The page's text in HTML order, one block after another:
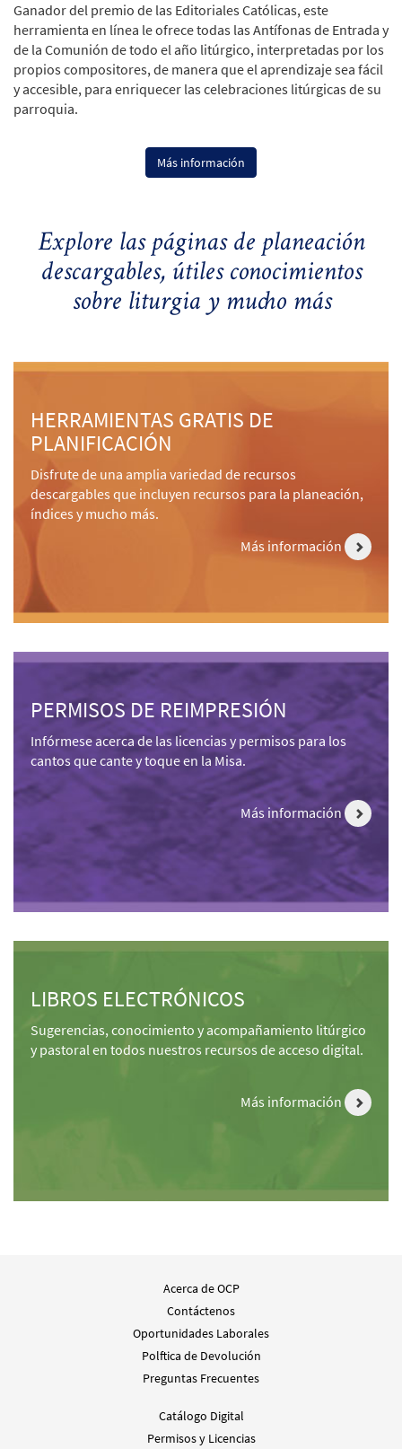
Ganador del premio de las Editoriales Católicas, este
herramienta en línea le ofrece todas las Antífonas de Entrada y
de la Comunión de todo el año litúrgico, interpretadas por los
propios compositores, de manera que el aprendizaje sea fácil
y accesible, para enriquecer las celebraciones litúrgicas de su
parroquia.
Más información
Explore las páginas de planeación
descargables, útiles conocimientos
sobre liturgia y mucho más
HERRAMIENTAS GRATIS DE
PLANIFICACIÓN
Disfrute de una amplia variedad de recursos
descargables que incluyen recursos para la planeación,
índices y mucho más.
Más información
PERMISOS DE REIMPRESIÓN
Infórmese acerca de las licencias y permisos para los
cantos que cante y toque en la Misa.
Más información
LIBROS ELECTRÓNICOS
Sugerencias, conocimiento y acompañamiento litúrgico
y pastoral en todos nuestros recursos de acceso digital.
Más información
Acerca de OCP
Contáctenos
Oportunidades Laborales
Polftica de Devolución
Preguntas Frecuentes
Catálogo Digital
Permisos y Licencias